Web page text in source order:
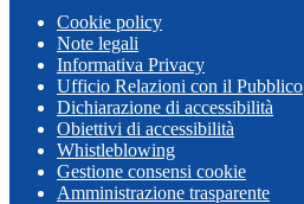
Cookie policy
Note legali
Informativa Privacy
Ufficio Relazioni con il Pubblico
Dichiarazione di accessibilità
Obiettivi di accessibilità
Whistleblowing
Gestione consensi cookie
Amministrazione trasparente